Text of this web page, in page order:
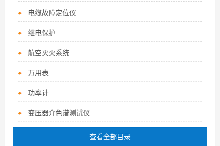
电缆故障定位仪
继电保护
航空灭火系统
万用表
功率计
变压器介色谱测试仪
查看全部目录